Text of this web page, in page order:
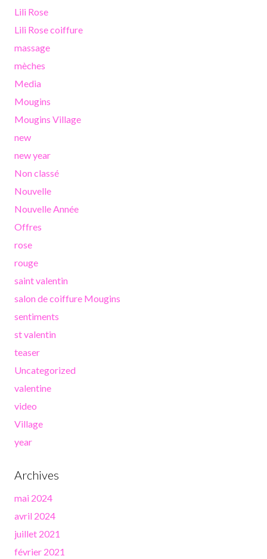
Lili Rose
Lili Rose coiffure
massage
mèches
Media
Mougins
Mougins Village
new
new year
Non classé
Nouvelle
Nouvelle Année
Offres
rose
rouge
saint valentin
salon de coiffure Mougins
sentiments
st valentin
teaser
Uncategorized
valentine
video
Village
year
Archives
mai 2024
avril 2024
juillet 2021
février 2021